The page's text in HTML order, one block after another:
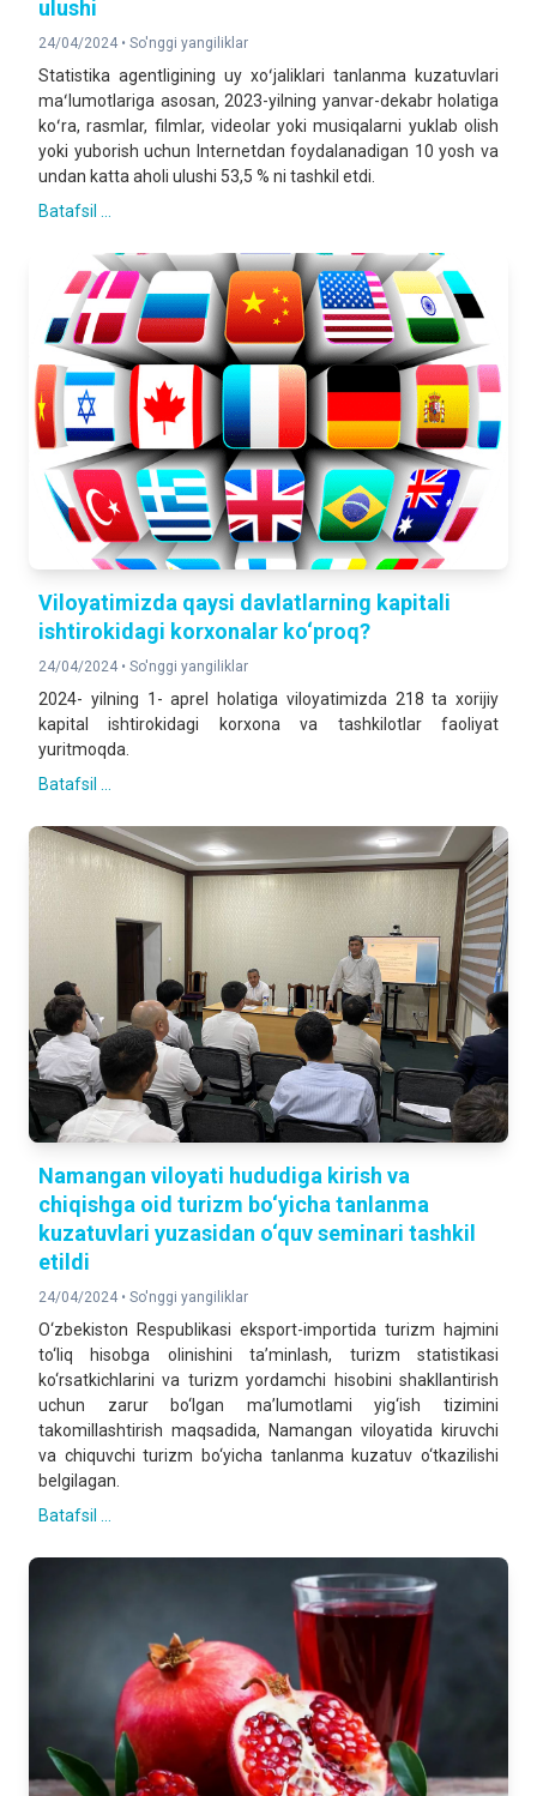
ulushi
24/04/2024 • So'nggi yangiliklar
Statistika agentligining uy xoʻjaliklari tanlanma kuzatuvlari
maʻlumotlariga asosan, 2023-yilning yanvar-dekabr holatiga
koʻra, rasmlar, filmlar, videolar yoki musiqalarni yuklab olish
yoki yuborish uchun Internetdan foydalanadigan 10 yosh va
undan katta aholi ulushi 53,5 % ni tashkil etdi.
Batafsil ...
Viloyatimizda qaysi davlatlarning kapitali
ishtirokidagi korxonalar ko‘proq?
24/04/2024 • So'nggi yangiliklar
2024- yilning 1- aprel holatiga viloyatimizda 218 ta xorijiy
kapital ishtirokidagi korxona va tashkilotlar faoliyat
yuritmoqda.
Batafsil ...
Namangan viloyati hududiga kirish va
chiqishga oid turizm bo‘yicha tanlanma
kuzatuvlari yuzasidan o‘quv seminari tashkil
etildi
24/04/2024 • So'nggi yangiliklar
O‘zbekiston Respublikasi eksport-importida turizm hajmini
to‘liq hisobga olinishini ta’minlash, turizm statistikasi
ko‘rsatkichlarini va turizm yordamchi hisobini shakllantirish
uchun zarur bo‘lgan ma’lumotlami yig‘ish tizimini
takomillashtirish maqsadida, Namangan viloyatida kiruvchi
va chiquvchi turizm bo‘yicha tanlanma kuzatuv o‘tkazilishi
belgilagan.
Batafsil ...